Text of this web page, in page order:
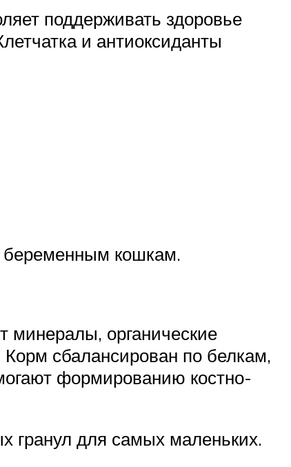
поддерживать здоровье
и антиоксиданты
беременным кошкам.
минералы, органические
сбалансирован по белкам,
формированию костно-
гранул для самых маленьких.